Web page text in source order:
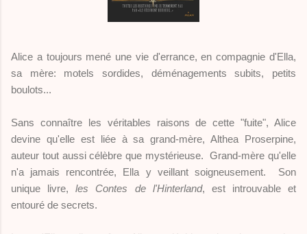
Alice a toujours mené une vie d'errance, en compagnie d'Ella,
sa mère: motels sordides, déménagements subits, petits
boulots...
Sans connaître les véritables raisons de cette "fuite", Alice
devine qu'elle est liée à sa grand-mère, Althea Proserpine,
auteur tout aussi célèbre que mystérieuse. Grand-mère qu'elle
n'a jamais rencontrée, Ella y veillant soigneusement. Son
unique livre,les Contes de l'Hinterland, est introuvable et
entouré de secrets.